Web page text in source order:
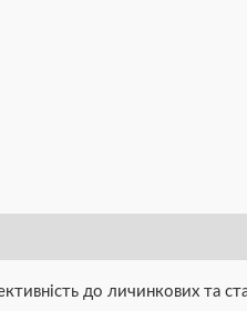
до личинкових та